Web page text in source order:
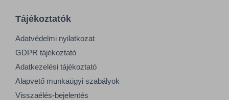
Tájékoztatók
Adatvédelmi nyilatkozat
GDPR tájékoztató
Adatkezelési tájékoztató
Alapvető munkaügyi szabályok
Visszaélés-bejelentés